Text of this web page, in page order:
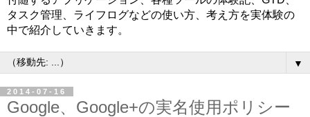
タスク管理、ライフログなどの使い方、考え方を実体験の
中で紹介していきます。
▼
2014-07-16
Google、Google+の実名使用ポリシー